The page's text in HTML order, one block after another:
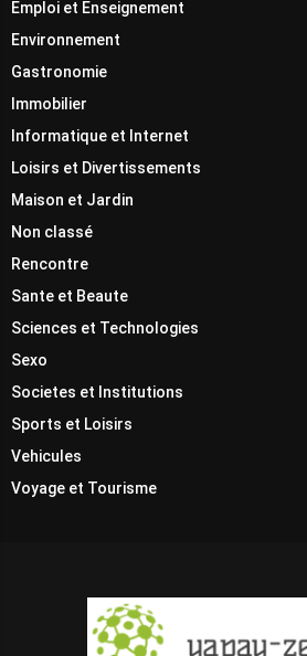
Emploi et Enseignement
Environnement
Gastronomie
Immobilier
Informatique et Internet
Loisirs et Divertissements
Maison et Jardin
Non classé
Rencontre
Sante et Beaute
Sciences et Technologies
Sexo
Societes et Institutions
Sports et Loisirs
Vehicules
Voyage et Tourisme